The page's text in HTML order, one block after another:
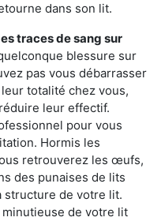
dans son lit.
traces de sang sur
blessure sur
pas vous débarrasser
totalité chez vous,
leur effectif.
pour vous
Hormis les
retrouverez les œufs,
des punaises de lits
structure de votre lit.
de votre lit